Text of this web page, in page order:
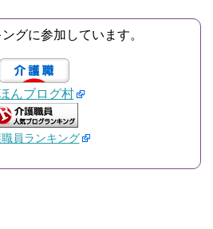
グに参加しています。
んブログ村
員ランキング